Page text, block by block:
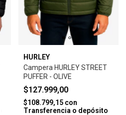
HURLEY
Campera HURLEY STREET
PUFFER - OLIVE
$127.999,00
$108.799,15 con
Transferencia o depósito